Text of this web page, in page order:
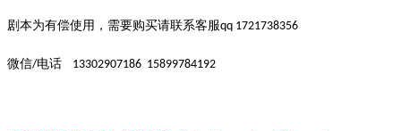
剧本为有偿使用，需要购买请联系客服qq 1721738356
微信/电话 13302907186 15899784192